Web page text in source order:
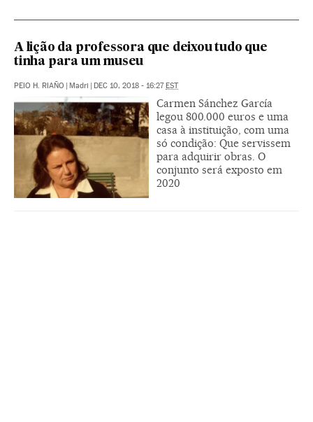
A lição da professora que deixou tudo que
tinha para um museu
PEIO H. RIAÑO Madri DEC 10, 2018 - 16:27 EST
Carmen Sánchez García
legou 800.000 euros e uma
casa à instituição, com uma
só condição: Que servissem
para adquirir obras. O
conjunto será exposto em
2020